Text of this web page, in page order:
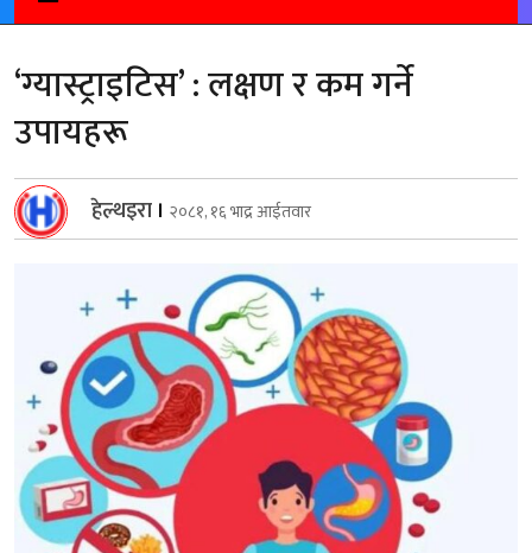
‘ग्यास्ट्राइटिस’ : लक्षण र कम गर्ने
उपायहरू
हेल्थइरा । २०८१, १६ भाद्र आईतवार